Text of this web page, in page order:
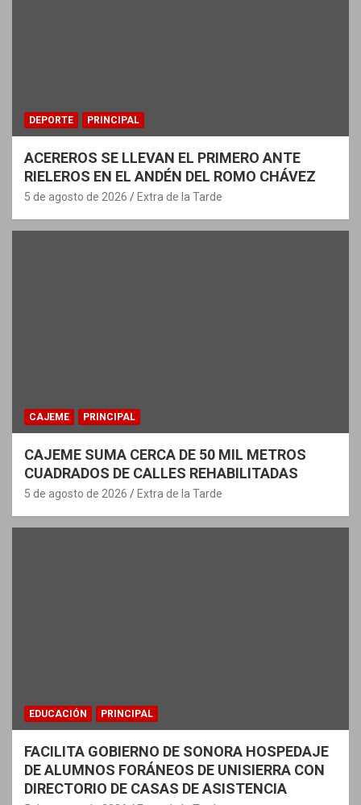
DEPORTE PRINCIPAL
ACEREROS SE LLEVAN EL PRIMERO ANTE
RIELEROS EN EL ANDÉN DEL ROMO CHÁVEZ
5 de agosto de 2026 Extra de la Tarde
CAJEME PRINCIPAL
CAJEME SUMA CERCA DE 50 MIL METROS
CUADRADOS DE CALLES REHABILITADAS
5 de agosto de 2026 Extra de la Tarde
EDUCACIÓN PRINCIPAL
FACILITA GOBIERNO DE SONORA HOSPEDAJE
DE ALUMNOS FORÁNEOS DE UNISIERRA CON
DIRECTORIO DE CASAS DE ASISTENCIA